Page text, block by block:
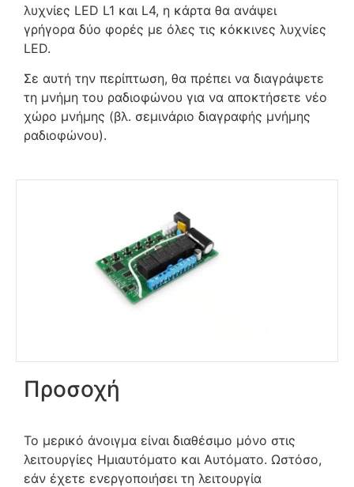
λυχνίες LED L1 και L4, η κάρτα θα ανάψει
γρήγορα δύο φορές με όλες τις κόκκινες λυχνίες
LED.
Σε αυτή την περίπτωση, θα πρέπει να διαγράψετε
τη μνήμη του ραδιοφώνου για να αποκτήσετε νέο
χώρο μνήμης (βλ. σεμινάριο διαγραφής μνήμης
ραδιοφώνου).
Προσοχή
Το μερικό άνοιγμα είναι διαθέσιμο μόνο στις
λειτουργίες Ημιαυτόματο και Αυτόματο. Ωστόσο,
εάν έχετε ενεργοποιήσει τη λειτουργία